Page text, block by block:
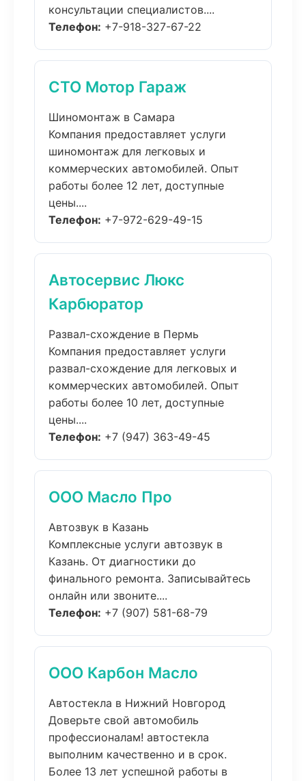
консультации специалистов....
Телефон: +7-918-327-67-22
СТО Мотор Гараж
Шиномонтаж в Самара
Компания предоставляет услуги
шиномонтаж для легковых и
коммерческих автомобилей. Опыт
работы более 12 лет, доступные
цены....
Телефон: +7-972-629-49-15
Автосервис Люкс
Карбюратор
Развал-схождение в Пермь
Компания предоставляет услуги
развал-схождение для легковых и
коммерческих автомобилей. Опыт
работы более 10 лет, доступные
цены....
Телефон: +7 (947) 363-49-45
ООО Масло Про
Автозвук в Казань
Комплексные услуги автозвук в
Казань. От диагностики до
финального ремонта. Записывайтесь
онлайн или звоните....
Телефон: +7 (907) 581-68-79
ООО Карбон Масло
Автостекла в Нижний Новгород
Доверьте свой автомобиль
профессионалам! автостекла
выполним качественно и в срок.
Более 13 лет успешной работы в